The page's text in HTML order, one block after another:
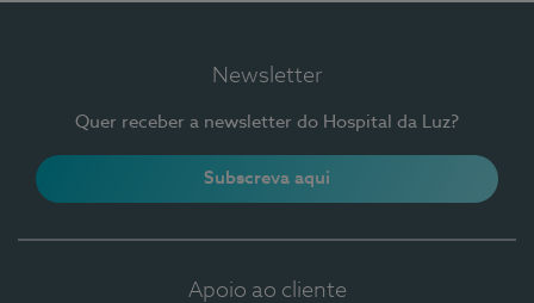
Newsletter
Quer receber a newsletter do Hospital da Luz?
Subscreva aqui
Apoio ao cliente